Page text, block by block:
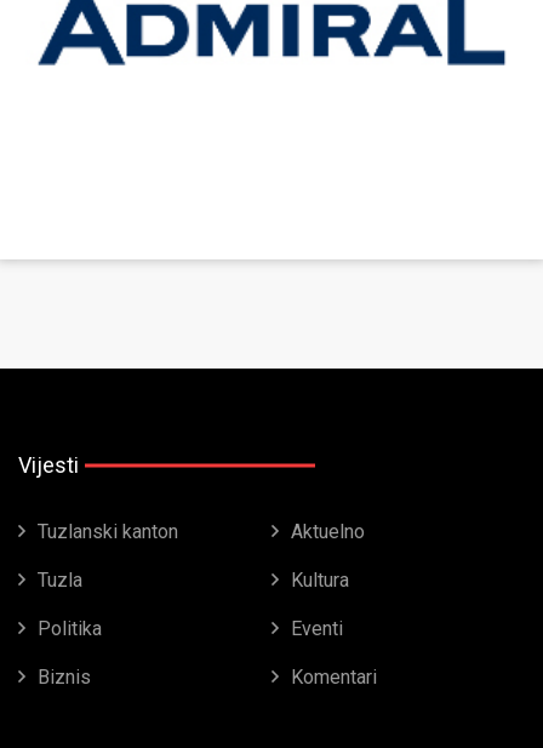
Vijesti
Tuzlanski kanton Aktuelno
Tuzla Kultura
Politika Eventi
Biznis Komentari